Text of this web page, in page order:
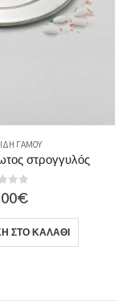
ΓΆΜΟΥ
στρογγυλός
of 5
€
ΣΤΟ ΚΑΛΆΘΙ